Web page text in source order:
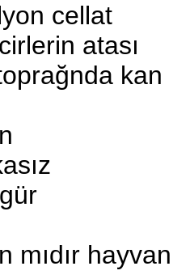
cellat
atası
kan
mıdır hayvan